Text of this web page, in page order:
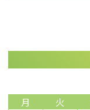
月 火